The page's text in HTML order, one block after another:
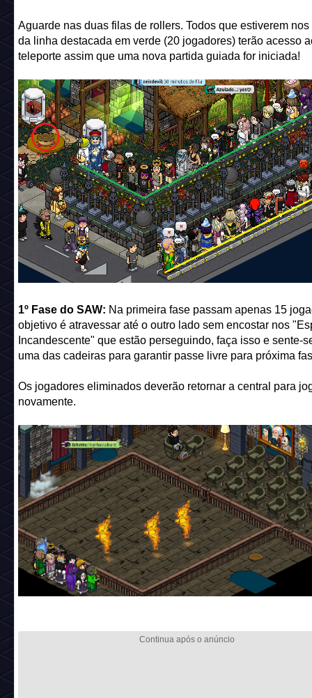
Aguarde nas duas filas de rollers. Todos que estiverem nos
da linha destacada em verde (20 jogadores) terão acesso
teleporte assim que uma nova partida guiada for iniciada!
1ºFase do SAW: Na primeira fase passam apenas 15
objetivo é atravessar até o outro lado sem encostar nos
Incandescente" que estão perseguindo, faça isso e sente-
uma das cadeiras para garantir passe livre para próxima
Os jogadores eliminados deverão retornar a central para
novamente.